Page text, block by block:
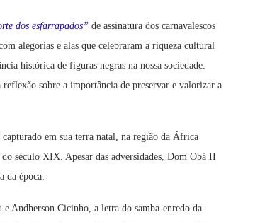
dos esfarrapados” de assinatura dos carnavalescos
alegorias e alas que celebraram a riqueza cultural
histórica de figuras negras na nossa sociedade.
sobre a importância de preservar e valorizar a
em sua terra natal, na região da África
século XIX. Apesar das adversidades, Dom Obá II
da época.
Andherson Cicinho, a letra do samba-enredo da